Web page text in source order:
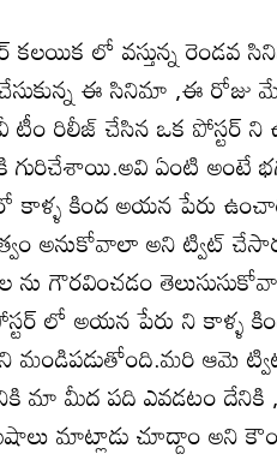
లో వస్తున్న రెండవ
ఈ సినిమా ,ఈ రోజు మే
రిలీజ్ చేసిన ఒక పోస్టర్ ని
గురిచేశాయి.అవి ఏంటి అంటే
కింద అయన పేరు
అనుకోవాలా అని ట్విట్
గౌరవించడం
లో అయన పేరు ని కాళ్ళ
ఆమె
మా మీద పది ఎవడటం దేనికి
మాట్లాడు చూద్దాం అని